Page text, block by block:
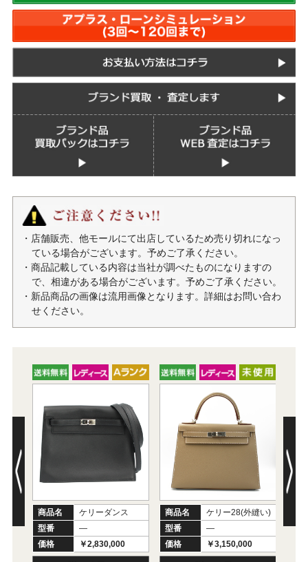
・店舗販売、他モールにて出店しているため売り切れになっ
ている場合がございます。予めご了承ください。
・商品記載している内容は当社が調べたものになりますの
で、相違がある場合がございます。予めご了承ください。
・新品商品の画像は流用画像となります。詳細はお問い合わ
せください。
商品名
ケリーダンス
型番
―
価格
￥2,830,000
商品名
ケリー28(外縫い)
型番
―
価格
￥3,150,000
型番